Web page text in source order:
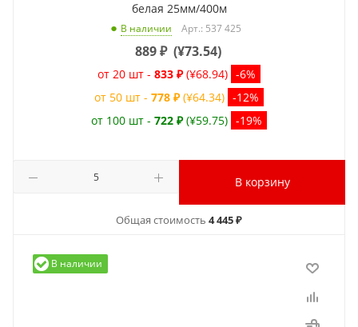
белая 25мм/400м
В наличии Арт.: 537 425
889₽ (¥73.54)
от 20 шт - 833 ₽ (¥68.94) -6%
от 50 шт - 778 ₽ (¥64.34) -12%
от 100 шт - 722 ₽ (¥59.75) -19%
В корзину
Общая стоимость 4 445 ₽
В наличии